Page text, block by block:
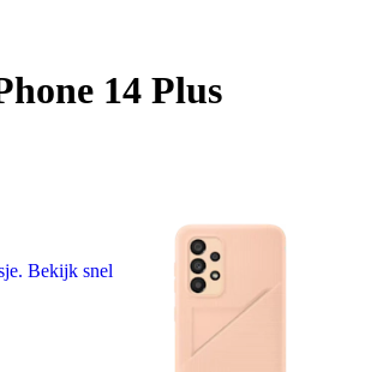
14 Plus
Bekijk snel